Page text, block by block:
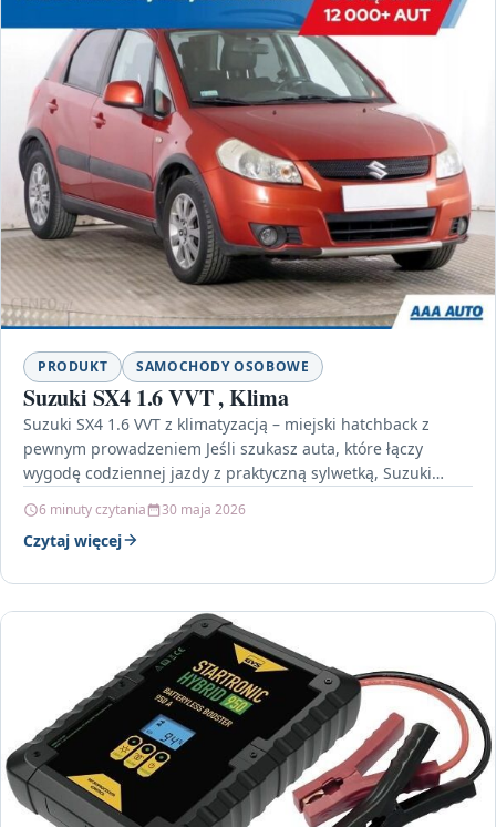
PRODUKT SAMOCHODY OSOBOWE
Suzuki SX4 1.6 VVT , Klima
Suzuki SX4 1.6 VVT z klimatyzacją – miejski hatchback z
pewnym prowadzeniem Jeśli szukasz auta, które łączy
wygodę codziennej jazdy z praktyczną sylwetką, Suzuki…
6 minuty czytania 30 maja 2026
Czytaj więcej